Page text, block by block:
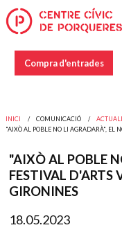
Compra d'entrades
INICI COMUNICACIÓ
"AIXÒ AL POBLE NO LI AGRADARÀ", EL
"AIXÒ AL POBLE
FESTIVAL D'ARTS
GIRONINES
18.05.2023